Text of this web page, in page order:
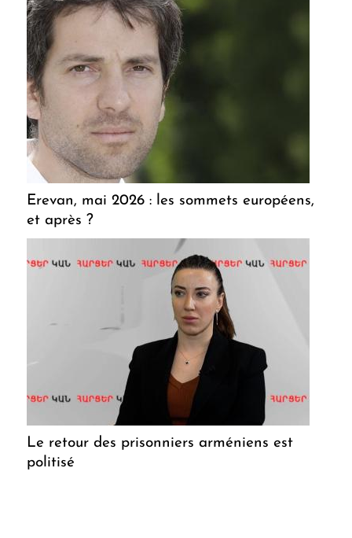
Erevan, mai 2026 : les sommets européens,
et après ?
Le retour des prisonniers arméniens est
politisé